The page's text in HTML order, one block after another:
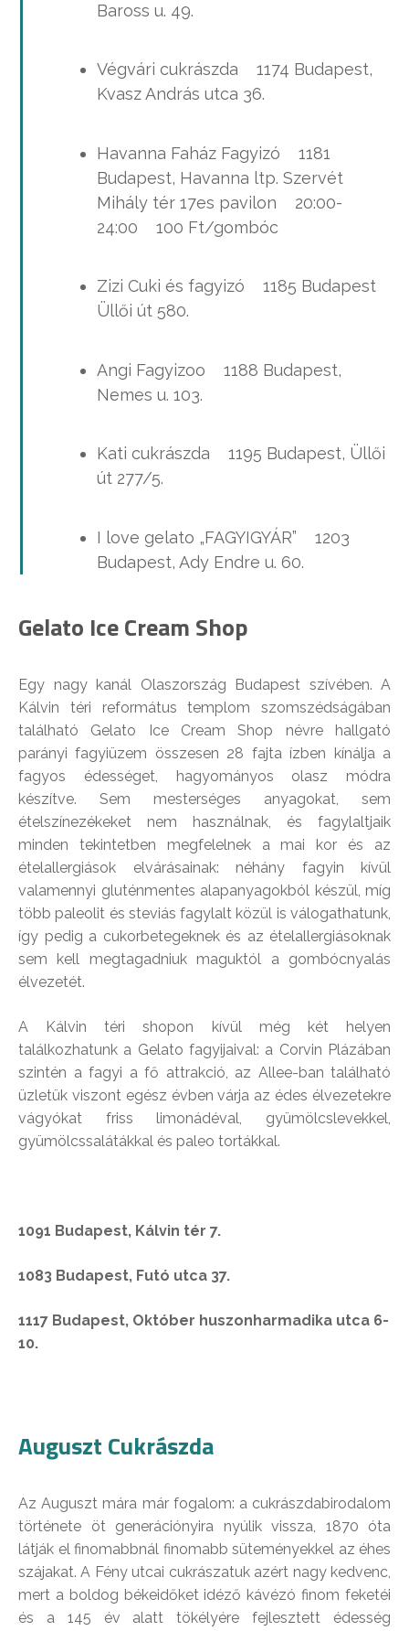
Baross u. 49.
Végvári cukrászda 1174 Budapest,
Kvasz András utca 36.
Havanna Faház Fagyizó 1181
Budapest, Havanna ltp. Szervét
Mihály tér 17es pavilon 20:00-
24:00 100 Ft/gombóc
Zizi Cuki és fagyizó 1185 Budapest
Üllői út 580.
Angi Fagyizoo 1188 Budapest,
Nemes u. 103.
Kati cukrászda 1195 Budapest, Üllői
út 277/5.
I love gelato „FAGYIGYÁR” 1203
Budapest, Ady Endre u. 60.
Gelato Ice Cream Shop
Egy nagy kanál Olaszország Budapest szívében. A
Kálvin téri református templom szomszédságában
található Gelato Ice Cream Shop névre hallgató
parányi fagyiüzem összesen 28 fajta ízben kínálja a
fagyos édességet, hagyományos olasz módra
készítve. Sem mesterséges anyagokat, sem
ételszínezékeket nem használnak, és fagylaltjaik
minden tekintetben megfelelnek a mai kor és az
ételallergiások elvárásainak: néhány fagyin kívül
valamennyi gluténmentes alapanyagokból készül, míg
több paleolit és steviás fagylalt közül is válogathatunk,
így pedig a cukorbetegeknek és az ételallergiásoknak
sem kell megtagadniuk maguktól a gombócnyalás
élvezetét.
A Kálvin téri shopon kívül még két helyen
találkozhatunk a Gelato fagyijaival: a Corvin Plázában
szintén a fagyi a fő attrakció, az Allee-ban található
üzletük viszont egész évben várja az édes élvezetekre
vágyókat friss limonádéval, gyümölcslevekkel,
gyümölcssalátákkal és paleo tortákkal.
1091 Budapest, Kálvin tér 7.
1083 Budapest, Futó utca 37.
1117 Budapest, Október huszonharmadika utca 6-
10.
Auguszt Cukrászda
Az Auguszt mára már fogalom: a cukrászdabirodalom
története öt generációnyira nyúlik vissza, 1870 óta
látják el finomabbnál finomabb süteményekkel az éhes
szájakat. A Fény utcai cukrászatuk azért nagy kedvenc,
mert a boldog békeidőket idéző kávézó finom feketéi
és a 145 év alatt tökélyére fejlesztett édesség